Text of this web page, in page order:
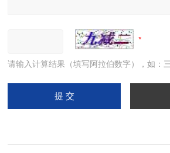
请输入计算结果（填写阿拉伯数字），如：